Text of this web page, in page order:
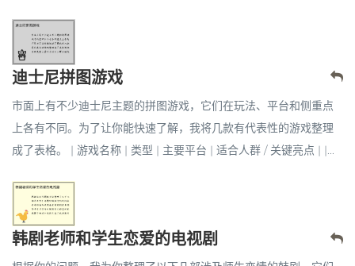
迪士尼拼图游戏
市面上有不少迪士尼主题的拼图游戏，它们在玩法、平台和侧重点
上各有不同。为了让你能快速了解，我将几款有代表性的游戏整理
成了表格。 | 游戏名称 | 类型 | 主要平台 | 适合人群 / 关键亮点 | |...
韩剧老师和学生恋爱的电视剧